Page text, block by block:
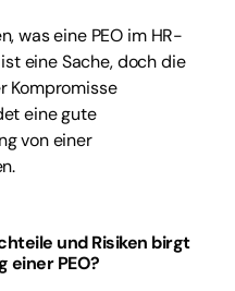
was eine PEO im HR-
eine Sache, doch die
Kompromisse
eine gute
von einer
und Risiken birgt
einer PEO?